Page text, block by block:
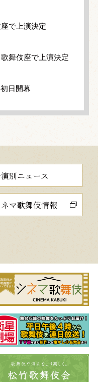
で上演決定
舞伎座で上演決定
日開幕
別ニュース
マ歌舞伎情報